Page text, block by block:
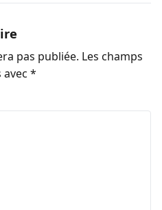
pas publiée. Les champs
*